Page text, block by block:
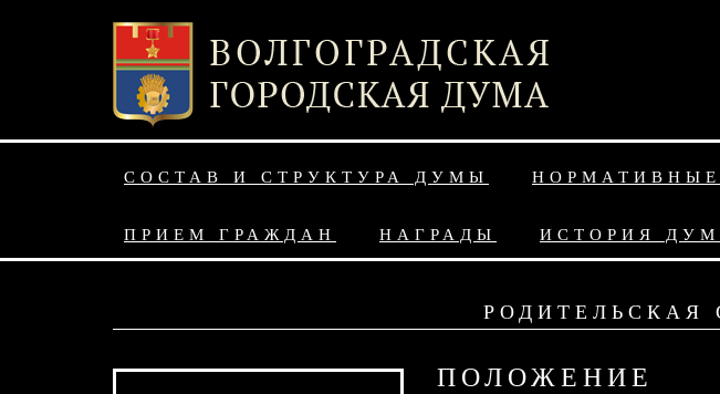
СОСТАВ И СТРУКТУРА ДУМЫ
ПРИЕМ ГРАЖДАН НАГРАДЫ ИСТОРИЯ
РОДИТЕЛЬСКАЯ
ПОЛОЖЕНИЕ